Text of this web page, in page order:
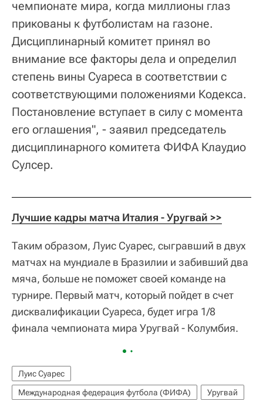
чемпионате мира, когда миллионы глаз
прикованы к футболистам на газоне.
Дисциплинарный комитет принял во
внимание все факторы дела и определил
степень вины Суареса в соответствии с
соответствующими положениями Кодекса.
Постановление вступает в силу с момента
его оглашения", - заявил председатель
дисциплинарного комитета ФИФА Клаудио
Сулсер.
Лучшие кадры матча Италия - Уругвай >>
Таким образом, Луис Суарес, сыгравший в двух
матчах на мундиале в Бразилии и забивший два
мяча, больше не поможет своей команде на
турнире. Первый матч, который пойдет в счет
дисквалификации Суареса, будет игра 1/8
финала чемпионата мира Уругвай - Колумбия.
Луис Суарес
Международная федерация футбола (ФИФА)
Уругвай